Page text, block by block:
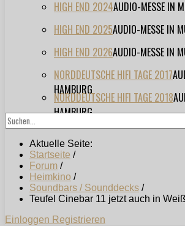
HIGH END 2024AUDIO-MESSE IN
HIGH END 2025AUDIO-MESSE IN
HIGH END 2026AUDIO-MESSE IN
NORDDEUTSCHE HIFI TAGE 2017
HAMBURG
NORDDEUTSCHE HIFI TAGE 2018
HAMBURG
Aktuelle Seite:
Startseite /
Forum /
Heimkino /
Soundbars / Sounddecks /
Teufel Cinebar 11 jetzt auch in Weiß
Einloggen Registrieren